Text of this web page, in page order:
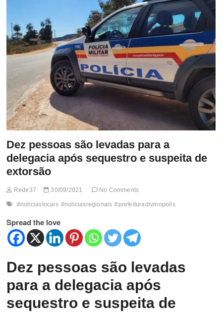
t
Dez pessoas são levadas para a
delegacia após sequestro e suspeita de
extorsão
Rede37 30/09/2021 No Comments
#noticiaslocais #noticiasregionais #prefeituradivinopolis
Spread the love
Dez pessoas são levadas
para a delegacia após
sequestro e suspeita de